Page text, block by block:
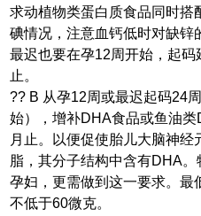
求动植物类蛋白质食品同时搭
碘情况，注意血钙低时对缺锌
最迟也要在孕12周开始，起码
止。
?? B 从孕12周或最迟起码24
始），增补DHA食品或鱼油类
月止。以便促使胎儿大脑神
脂，其分子结构中含有DHA。
孕妇，更需做到这一要求。最
不低于60微克。